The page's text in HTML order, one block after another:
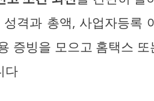
격과 총액, 사업자등록
증빙을 모으고 홈택스
다